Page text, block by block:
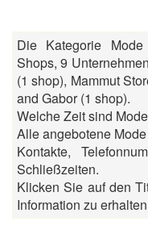
Die Kategorie
Shops, 9
(1 shop), Mammut
and Gabor (1 shop).
Welche Zeit sind
Alle angebotene
Kontakte,
Schließzeiten.
Klicken Sie auf den
Information zu